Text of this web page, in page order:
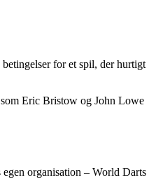
for et spil, der hurtigt
Eric Bristow og John Lowe
organisation – World Darts